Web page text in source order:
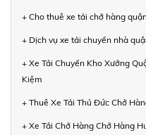
+ Cho thuê xe tải chở hàng
+ Dịch vụ xe tải chuyển nhà
+ Xe Tải Chuyển Kho Xưởng
Kiệm
+ Thuê Xe Tải Thủ Đức Chở
+ Xe Tải Chở Hàng Chở Hàng